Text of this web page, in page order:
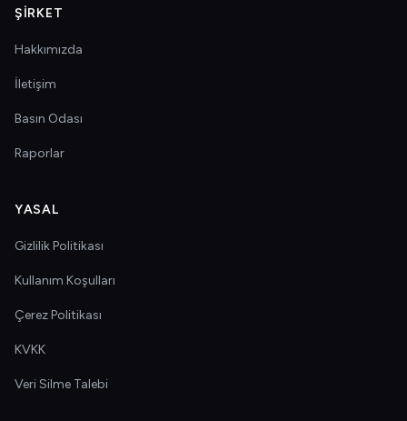
ŞIRKET
Hakkımızda
İletişim
Basın Odası
Raporlar
YASAL
Gizlilik Politikası
Kullanım Koşulları
Çerez Politikası
KVKK
Veri Silme Talebi